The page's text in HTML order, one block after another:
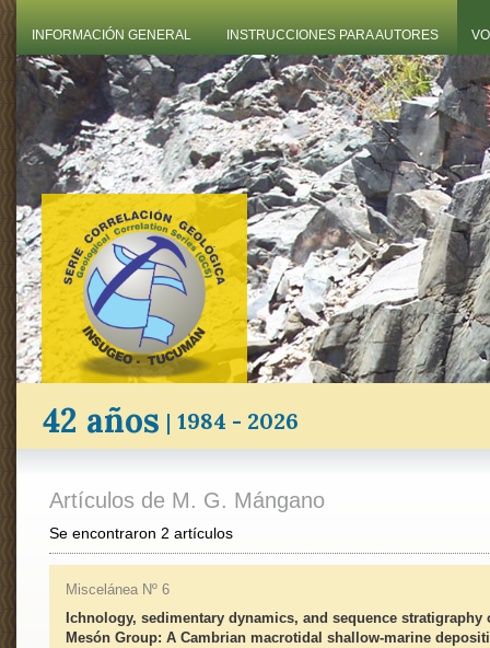
INFORMACIÓN GENERAL INSTRUCCIONES PARA AUTORES
42 años | 1984 - 2026
Artículos de M. G. Mángano
Se encontraron 2 artículos
Miscelánea Nº 6
Ichnology, sedimentary dynamics, and sequence stratigraphy
Mesón Group: A Cambrian macrotidal shallow-marine